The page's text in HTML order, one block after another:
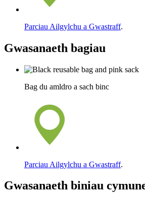
Parciau Ailgylchu a Gwastraff.
Gwasanaeth bagiau
Bag du amldro a sach binc
Parciau Ailgylchu a Gwastraff.
Gwasanaeth biniau